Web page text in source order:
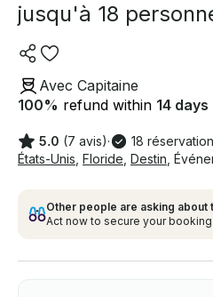
jusqu'à 18
Avec Capitaine
100% refund within 14 days
5.0 (7 avis)· 18 réservation
États-Unis Floride Destin
Other people are asking about
Act now to secure your